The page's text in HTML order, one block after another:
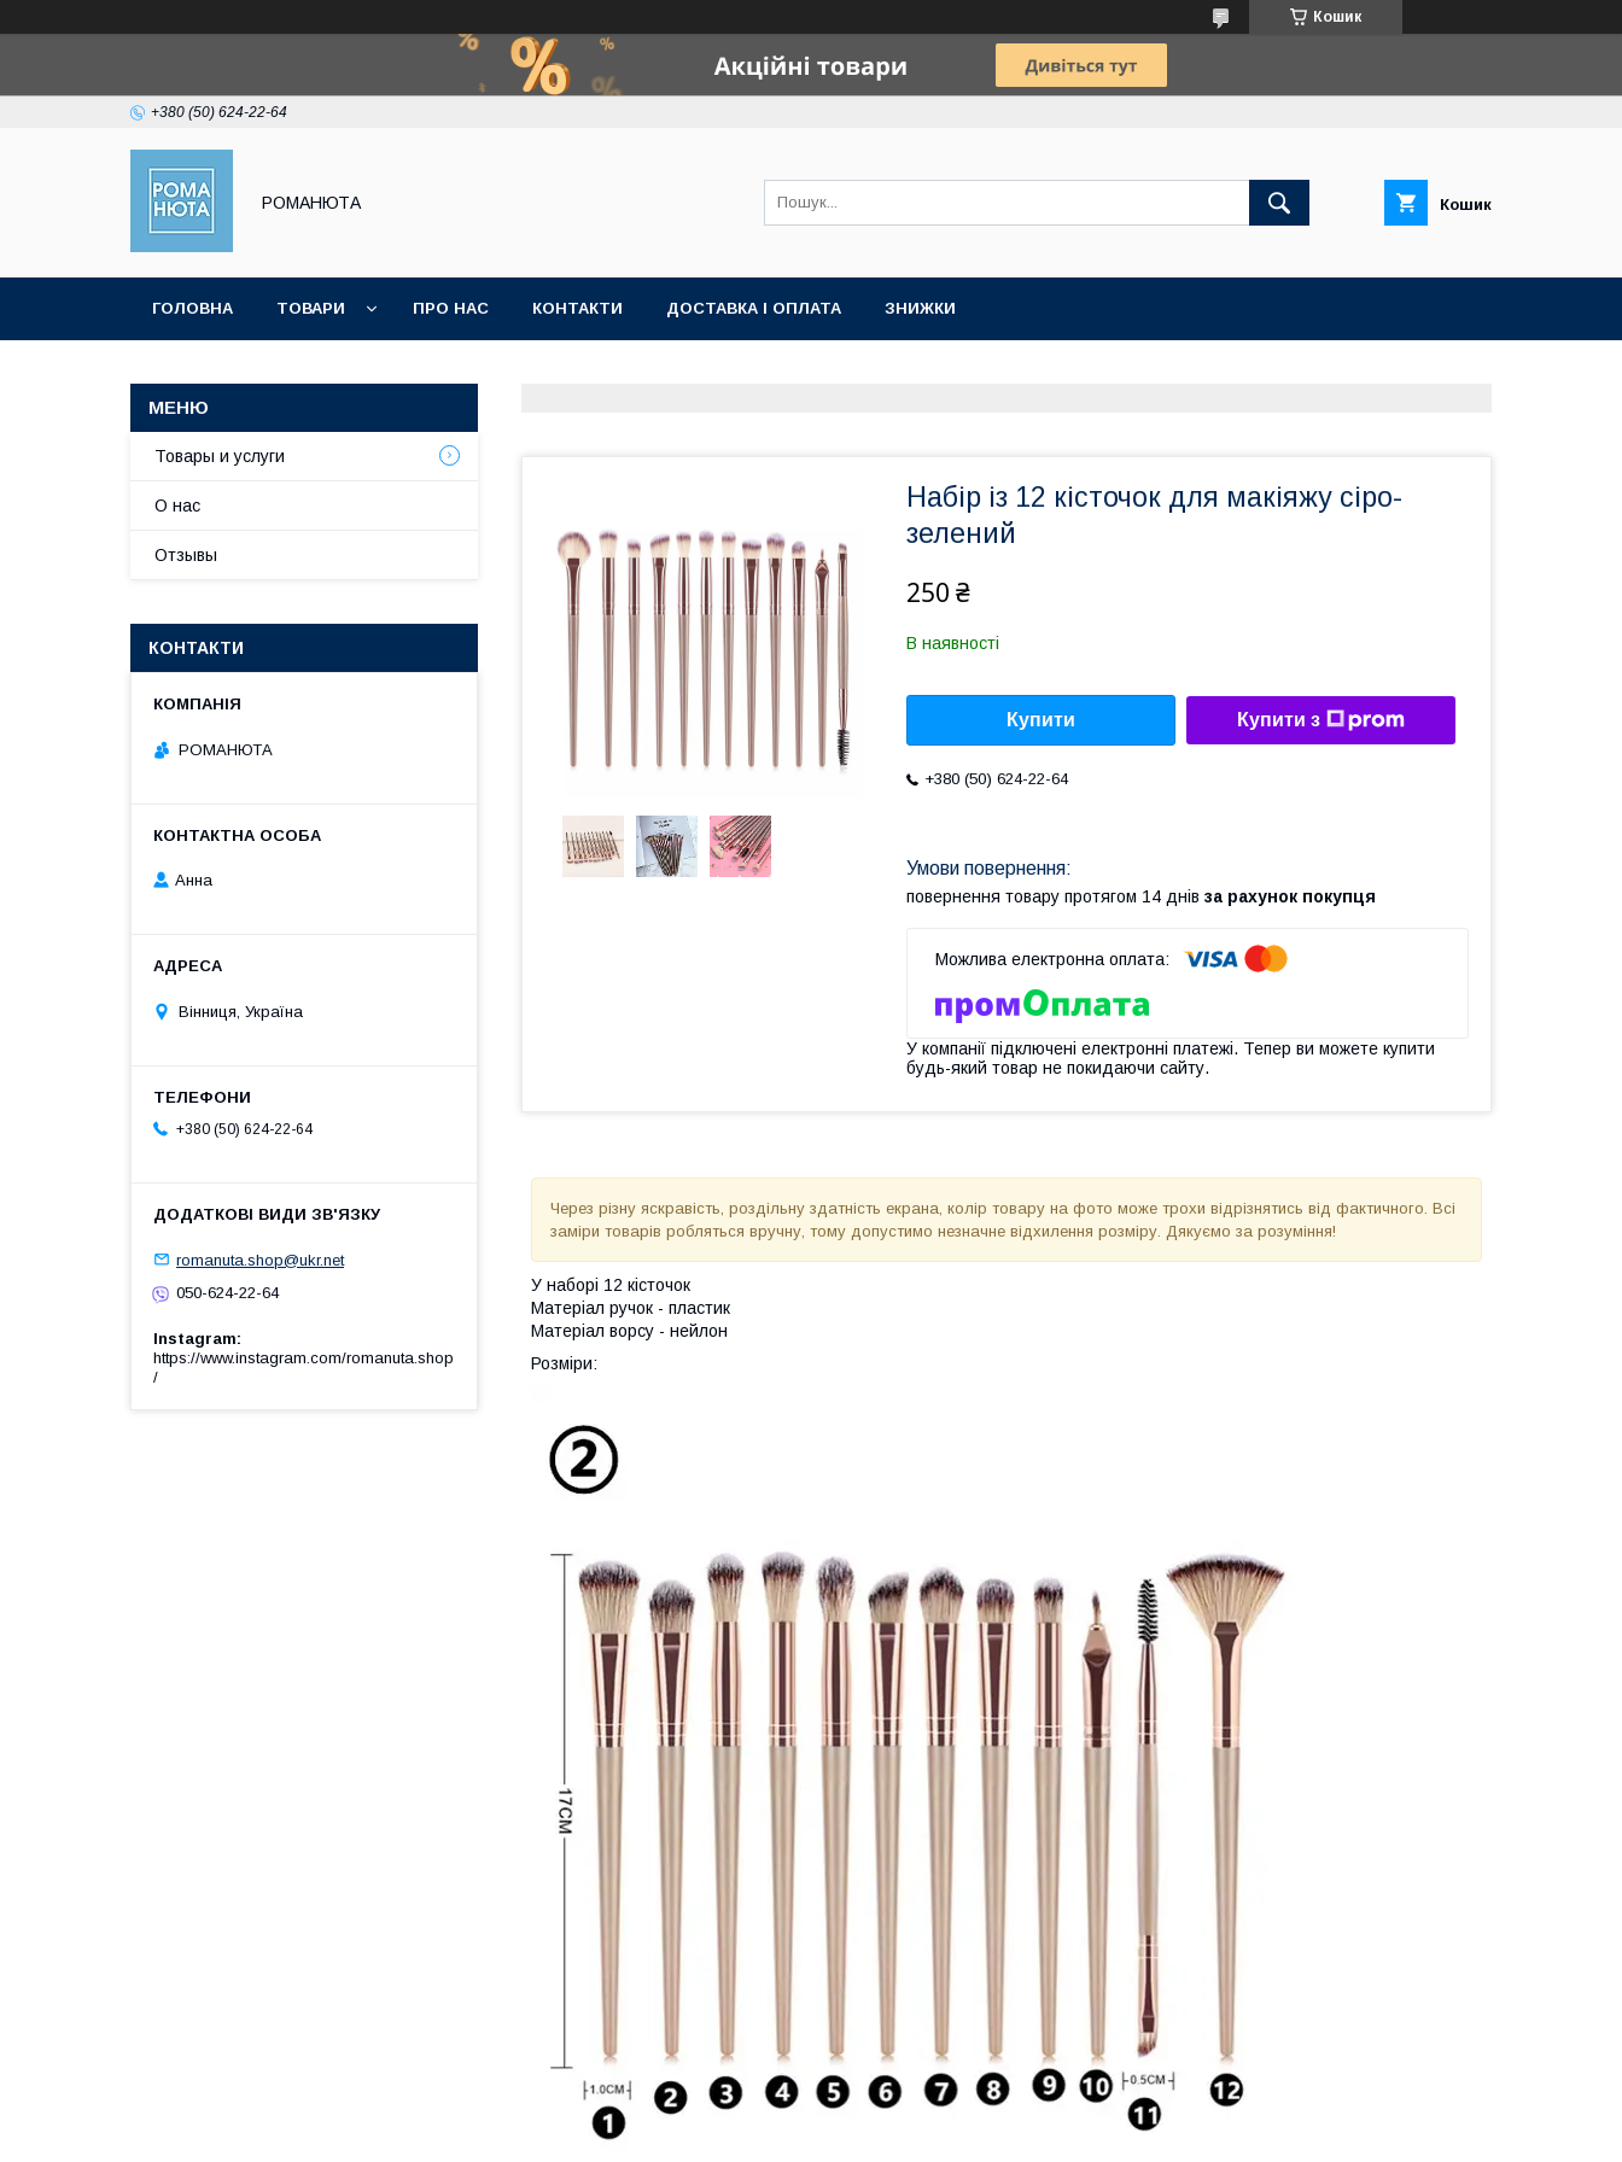
Кошик
+380 (50) 624-22-64
РОМАНЮТА Кошик
ГОЛОВНА ТОВАРИ ПРО НАС КОНТАКТИ ДОСТАВКА І ОПЛАТА ЗНИЖКИ
Набір із 12 кісточок для макіяжу сіро-
зелений
250 ₴
В наявності
Купити Купити з
+380 (50) 624-22-64
повернення товару протягом 14 днів за рахунок покупця
У компанії підключені електронні платежі. Тепер ви можете купити
будь-який товар не покидаючи сайту.
Через різну яскравість, роздільну здатність екрана, колір товару на фото може трохи відрізнятись від фактичного. Всі
заміри товарів робляться вручну, тому допустимо незначне відхилення розміру. Дякуємо за розуміння!
У наборі 12 кісточок
Матеріал ручок - пластик
Матеріал ворсу - нейлон
Розміри:
Товары и услуги
О нас
Отзывы
КОНТАКТИ
РОМАНЮТА
Анна
Вінниця, Україна
+380 (50) 624-22-64
romanuta.shop@ukr.net
050-624-22-64
Instagram
https://www.instagram.com/romanuta.shop
/